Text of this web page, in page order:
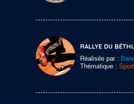
RALLYE DU
Réalisée par :
Thématique : Sport